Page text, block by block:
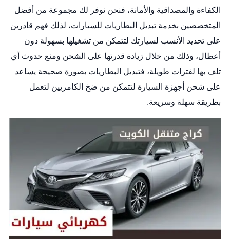
الكفاءة والمصداقية والأمانة، فنحن نوفر لك مجموعة من أفضل
المتخصصين بخدمة تبديل البطاريات للسيارات، لذلك فهم قادرين
على تحديد الأنسب لسيارتك لتتمكن من تشغيلها بسهولة دون
أعطال، وذلك من خلال زيادة قدرتها على الشحن ومنع حدوث أي
تلف بها لفترات طويلة، فتبديل البطاريات بصورة صحيحة يساعد
على شحن أجهزة السيارة لتتمكن من ضخ الكامريين لتعمل
بطريقة سهلة وسريعة.